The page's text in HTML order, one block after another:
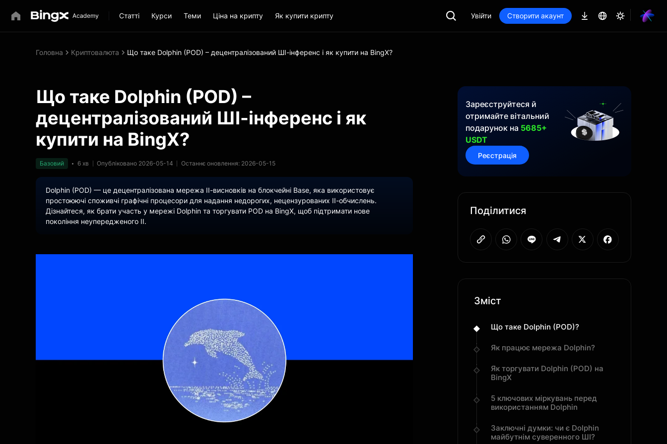
Статті Курси Теми Ціна на крипту Як купити крипту Увійти Створити акаунт
Головна Криптовалюта Що таке Dolphin (POD) – децентралізований ШІ-інференс і як купити на BingX?
Що таке Dolphin (POD) –
децентралізований ШІ-інференс і як
купити на BingX?
Базовий 6 хв Опубліковано 2026-05-14 Останнє оновлення: 2026-05-15
Dolphin (POD) — це децентралізована мережа ІІ-висновків на блокчейні Base, яка використовує
простоюючі споживчі графічні процесори для надання недорогих, нецензурованих ІІ-обчислень.
Дізнайтеся, як брати участь у мережі Dolphin та торгувати POD на BingX, щоб підтримати нове
покоління неупередженого ІІ.
Зареєструйтеся й
отримайте вітальний
подарунок на 5685+
USDT
Реєстрація
Поділитися
Зміст
Що таке Dolphin (POD)?
Як працює мережа Dolphin?
Як торгувати Dolphin (POD) на
BingX
5 ключових міркувань перед
використанням Dolphin
Заключні думки: чи є Dolphin
майбутнім суверенного ШІ?